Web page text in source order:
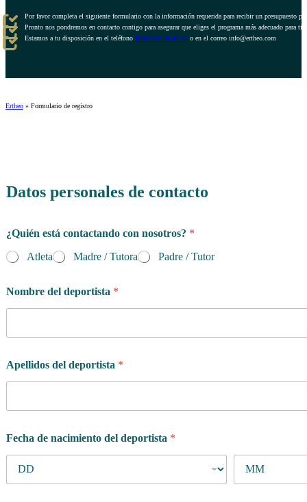
Por favor completa el siguiente formulario con la información requerida para recibir un presupuesto
Pronto nos pondremos en contacto contigo para asegurar que eliges el programa más adecuado para ti.
Estamos a tu disposición en el teléfono 0034 951 20 40 61 o en el correo info@ertheo.com
Ertheo » Formulario de registro
Datos personales de contacto
n
a
s
í
i
c
¿Quién está contactando con nosotros? *
Atleta
Madre / Tutora Padre / Tutor
Nombre del deportista *
Apellidos del deportista *
Fecha de nacimiento del deportista *